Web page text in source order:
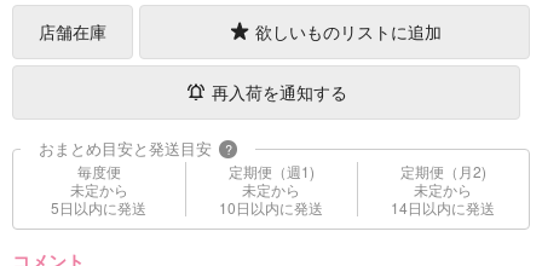
店舗在庫 欲しいものリストに追加
再入荷を通知する
おまとめ目安と発送目安 ?
毎度便
未定から
5日以内に発送
定期便（週1)
未定から
10日以内に発送
定期便（月2)
未定から
14日以内に発送